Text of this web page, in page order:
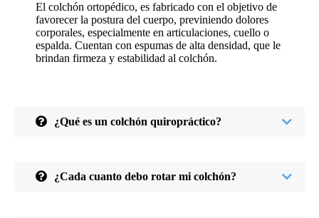
El colchón ortopédico, es fabricado con el objetivo de
favorecer la postura del cuerpo, previniendo dolores
corporales, especialmente en articulaciones, cuello o
espalda. Cuentan con espumas de alta densidad, que le
brindan firmeza y estabilidad al colchón.
¿Qué es un colchón quiropráctico?
¿Cada cuanto debo rotar mi colchón?